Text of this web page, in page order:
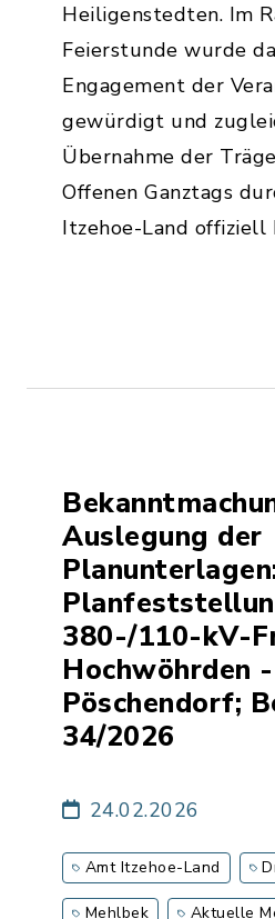
Heiligenstedten. Im
Feierstunde wurde
Engagement der
gewürdigt und
Übernahme der
Offenen Ganztags
Itzehoe-Land
Auslegung der
380-/110-kV-
Hochwöhrden -
Pöschendorf;
34/2026
24.02.2026
Amt Itzehoe-Land
Mehlbek Aktuelle